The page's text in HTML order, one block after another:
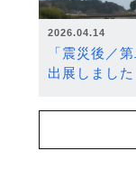
2026.04.14
「震災後／
出展しました